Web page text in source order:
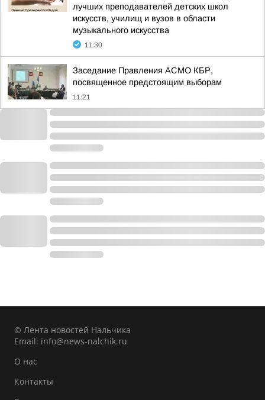
лучших преподавателей детских школ
искусств, училищ и вузов в области
музыкального искусства
11:30
Заседание Правления АСМО КБР,
посвященное предстоящим выборам
11:21
© Лента новостей Нальчика
Email: info@news-nalchik.ru
О нас
Контакты